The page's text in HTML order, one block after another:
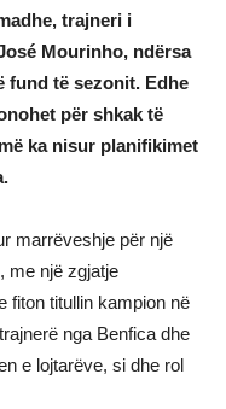
trajneri i
Mourinho, ndërsa
fund të sezonit. Edhe
për shkak të
ka nisur planifikimet
marrëveshje për një
me një zgjatje
fiton titullin kampion në
nga Benfica dhe
e lojtarëve, si dhe rol